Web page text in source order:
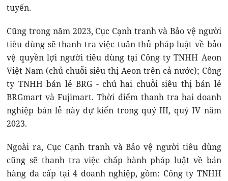
tuyến.
Cũng trong năm 2023, Cục Cạnh tranh và Bảo vệ người
tiêu dùng sẽ thanh tra việc tuân thủ pháp luật về bảo
vệ quyền lợi người tiêu dùng tại Công ty TNHH Aeon
Việt Nam (chủ chuỗi siêu thị Aeon trên cả nước); Công
ty TNHH bán lẻ BRG - chủ hai chuỗi siêu thị bán lẻ
BRGmart và Fujimart. Thời điểm thanh tra hai doanh
nghiệp bán lẻ này dự kiến trong quý III, quý IV năm
2023.
Ngoài ra, Cục Cạnh tranh và Bảo vệ người tiêu dùng
cũng sẽ thanh tra việc chấp hành pháp luật về bán
hàng đa cấp tại 4 doanh nghiệp, gồm: Công ty TNHH